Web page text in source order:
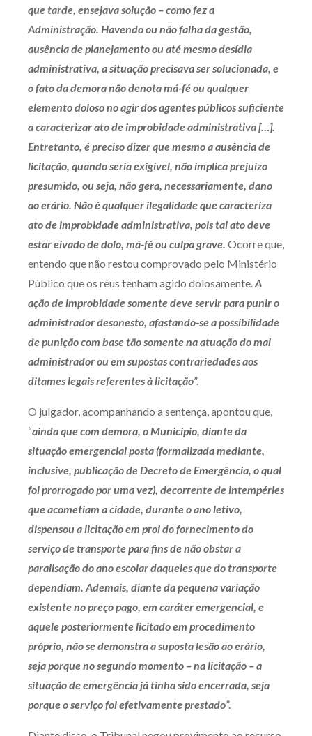
que tarde, ensejava solução – como fez a
Administração. Havendo ou não falha da gestão,
ausência de planejamento ou até mesmo desídia
administrativa, a situação precisava ser solucionada, e
o fato da demora não denota má-fé ou qualquer
elemento doloso no agir dos agentes públicos suficiente
a caracterizar ato de improbidade administrativa […].
Entretanto, é preciso dizer que mesmo a ausência de
licitação, quando seria exigível, não implica prejuízo
presumido, ou seja, não gera, necessariamente, dano
ao erário. Não é qualquer ilegalidade que caracteriza
ato de improbidade administrativa, pois tal ato deve
estar eivado de dolo, má-fé ou culpa grave. Ocorre que,
entendo que não restou comprovado pelo Ministério
Público que os réus tenham agido dolosamente.A
ação de improbidade somente deve servir para punir o
administrador desonesto, afastando-se a possibilidade
de punição com base tão somente na atuação do mal
administrador ou em supostas contrariedades aos
ditames legais referentes à licitação”.
O julgador, acompanhando a sentença, apontou que,
“ainda que com demora, o Município, diante da
situação emergencial posta (formalizada mediante,
inclusive, publicação de Decreto de Emergência, o qual
foi prorrogado por uma vez), decorrente de intempéries
que acometiam a cidade, durante o ano letivo,
dispensou a licitação em prol do fornecimento do
serviço de transporte para fins de não obstar a
paralisação do ano escolar daqueles que do transporte
dependiam. Ademais, diante da pequena variação
existente no preço pago, em caráter emergencial, e
aquele posteriormente licitado em procedimento
próprio, não se demonstra a suposta lesão ao erário,
seja porque no segundo momento – na licitação – a
situação de emergência já tinha sido encerrada, seja
porque o serviço foi efetivamente prestado”.